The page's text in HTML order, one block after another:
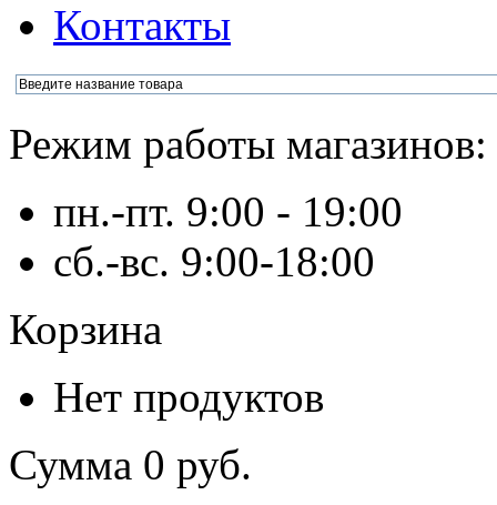
Контакты
Режим работы магазинов:
пн.-пт. 9:00 - 19:00
сб.-вс. 9:00-18:00
Корзина
Нет продуктов
Сумма 0 руб.